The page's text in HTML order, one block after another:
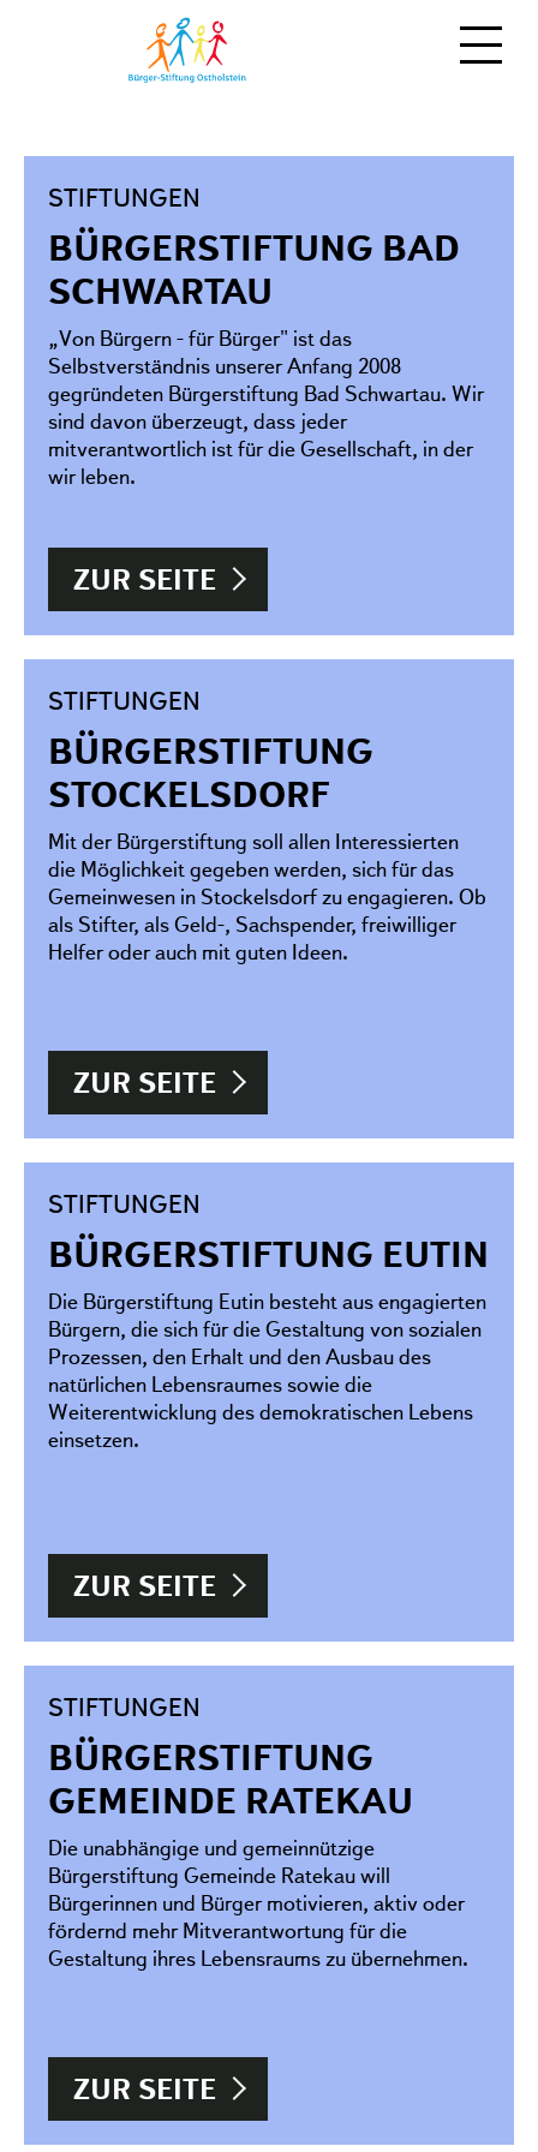
NEWS
MITMACHEN
Spenden
Zeit schenken
Stiften
Vererben
als Unternehmen
ÜBER UNS
Moin!
Team
Regionale Stiftungen
Stiftungsfonds
Förderantrag stellen
Satzung & Grundsätze
Jahresberichte
Kontakt
STIFTUNGEN
BÜRGERSTIFTUNG BAD
SCHWARTAU
„Von Bürgern - für Bürger" ist das
Selbstverständnis unserer Anfang 2008
gegründeten Bürgerstiftung Bad Schwartau. Wir
sind davon überzeugt, dass jeder
mitverantwortlich ist für die Gesellschaft, in der
wir leben.
ZUR SEITE
STIFTUNGEN
BÜRGERSTIFTUNG
STOCKELSDORF
Mit der Bürgerstiftung soll allen Interessierten
die Möglichkeit gegeben werden, sich für das
Gemeinwesen in Stockelsdorf zu engagieren. Ob
als Stifter, als Geld-, Sachspender, freiwilliger
Helfer oder auch mit guten Ideen.
ZUR SEITE
STIFTUNGEN
BÜRGERSTIFTUNG EUTIN
Die Bürgerstiftung Eutin besteht aus engagierten
Bürgern, die sich für die Gestaltung von sozialen
Prozessen, den Erhalt und den Ausbau des
natürlichen Lebensraumes sowie die
Weiterentwicklung des demokratischen Lebens
einsetzen.
ZUR SEITE
STIFTUNGEN
BÜRGERSTIFTUNG
GEMEINDE RATEKAU
Die unabhängige und gemeinnützige
Bürgerstiftung Gemeinde Ratekau will
Bürgerinnen und Bürger motivieren, aktiv oder
fördernd mehr Mitverantwortung für die
Gestaltung ihres Lebensraums zu übernehmen.
ZUR SEITE